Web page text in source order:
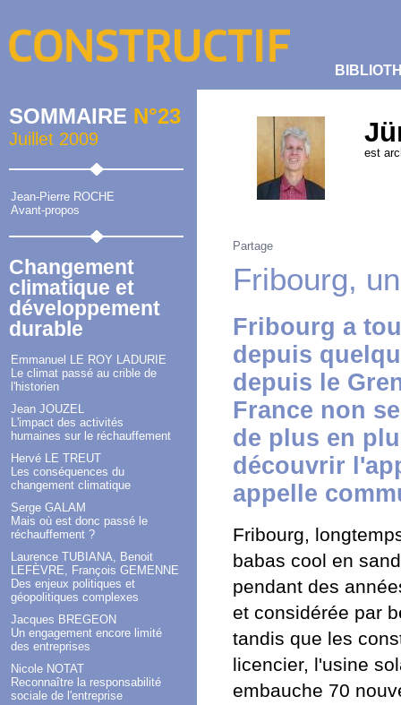
SOMMAIRE N°23
Juillet 2009
Jean-Pierre ROCHE
Avant-propos
Changement
climatique et
développement
durable
Emmanuel LE ROY LADURIE
Le climat passé au crible de
l'historien
Jean JOUZEL
L'impact des activités
humaines sur le réchauffement
Hervé LE TREUT
Les conséquences du
changement climatique
Serge GALAM
Mais où est donc passé le
réchauffement ?
Laurence TUBIANA, Benoit
LEFÈVRE, François GEMENNE
Des enjeux politiques et
géopolitiques complexes
Jacques BREGEON
Un engagement encore limité
des entreprises
Nicole NOTAT
Reconnaître la responsabilité
sociale de l'entreprise
est
Partage
Fribourg,
Fribourg a
depuis
depuis le
France non
de plus en
découvrir
appelle
Fribourg,
babas cool en
pendant des
et considérée par
tandis que les
licencier, l'usine
embauche 70